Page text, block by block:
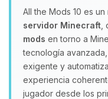
All the Mods 10 es
servidor Minecraft
mods en torno a
tecnología
exigente y
experiencia
jugador desde los
09/08/